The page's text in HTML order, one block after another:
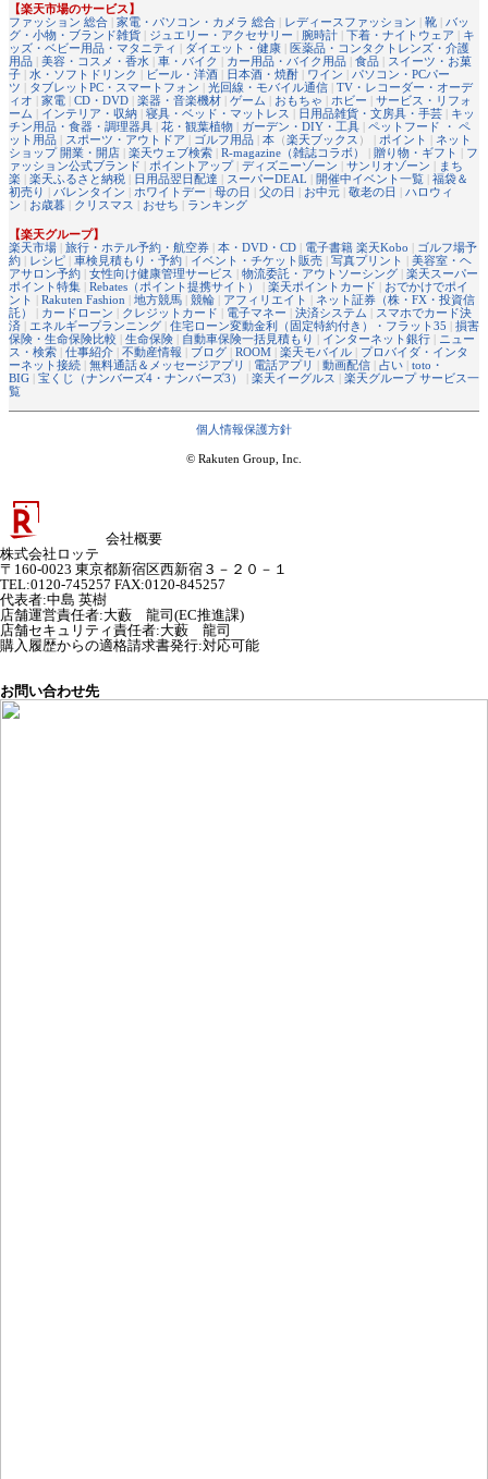
【楽天市場のサービス】
ファッション 総合 | 家電・パソコン・カメラ 総合 | レディースファッション | 靴 | バッ
グ・小物・ブランド雑貨 | ジュエリー・アクセサリー | 腕時計 | 下着・ナイトウェア | キ
ッズ・ベビー用品・マタニティ | ダイエット・健康 | 医薬品・コンタクトレンズ・介護
用品 | 美容・コスメ・香水 | 車・バイク | カー用品・バイク用品 | 食品 | スイーツ・お菓
子 | 水・ソフトドリンク | ビール・洋酒 | 日本酒・焼酎 | ワイン | パソコン・PCパー
ツ | タブレットPC・スマートフォン | 光回線・モバイル通信 | TV・レコーダー・オーデ
ィオ | 家電 | CD・DVD | 楽器・音楽機材 | ゲーム | おもちゃ | ホビー | サービス・リフォ
ーム | インテリア・収納 | 寝具・ベッド・マットレス | 日用品雑貨・文房具・手芸 | キッ
チン用品・食器・調理器具 | 花・観葉植物 | ガーデン・DIY・工具 | ペットフード ・ ペ
ット用品 | スポーツ・アウトドア | ゴルフ用品 | 本 （楽天ブックス ） | ポイント | ネット
ショップ 開業・開店 | 楽天ウェブ検索 | R-magazine（雑誌コラボ） | 贈り物・ギフト | フ
ァッション公式ブランド | ポイントアップ| ディズニーゾーン | サンリオゾーン | まち
楽 | 楽天ふるさと納税 | 日用品翌日配達 | スーパーDEAL | 開催中イベント一覧 | 福袋＆
初売り | バレンタイン | ホワイトデー | 母の日 | 父の日 | お中元 | 敬老の日 | ハロウィ
ン | お歳暮 | クリスマス | おせち | ランキング
【楽天グループ】
楽天市場 | 旅行・ホテル予約・航空券 | 本・DVD・CD | 電子書籍 楽天Kobo | ゴルフ場予
約 | レシピ | 車検見積もり・予約 | イベント・チケット販売 | 写真プリント | 美容室・ヘ
アサロン予約 | 女性向け健康管理サービス | 物流委託・アウトソーシング | 楽天スーパー
ポイント特集 | Rebates（ポイント提携サイト） | 楽天ポイントカード | おでかけでポイ
ント | Rakuten Fashion | 地方競馬 | 競輪 | アフィリエイト | ネット証券（株・FX・投資信
託）
| カードローン | クレジットカード | 電子マネー | 決済システム | スマホでカード決
済 | エネルギープランニング | 住宅ローン変動金利（固定特約付き）・フラット35 | 損害
保険・生命保険比較 | 生命保険 | 自動車保険一括見積もり | インターネット銀行 | ニュー
ス・検索 | 仕事紹介 | 不動産情報 | ブログ | ROOM | 楽天モバイル | プロバイダ・インタ
ーネット接続 | 無料通話＆メッセージアプリ | 電話アプリ | 動画配信 | 占い | toto・
BIG | 宝くじ（ナンバーズ4・ナンバーズ3） | 楽天イーグルス | 楽天グループ サービス一
覧
個人情報保護方針
© Rakuten Group, Inc.
会社概要
株式会社ロッテ
〒160-0023 東京都新宿区西新宿３－２０－１
TEL:0120-745257 FAX:0120-845257
代表者:中島 英樹
店舗運営責任者:大藪 龍司(EC推進課)
店舗セキュリティ責任者:大藪 龍司
購入履歴からの適格請求書発行:対応可能
お問い合わせ先